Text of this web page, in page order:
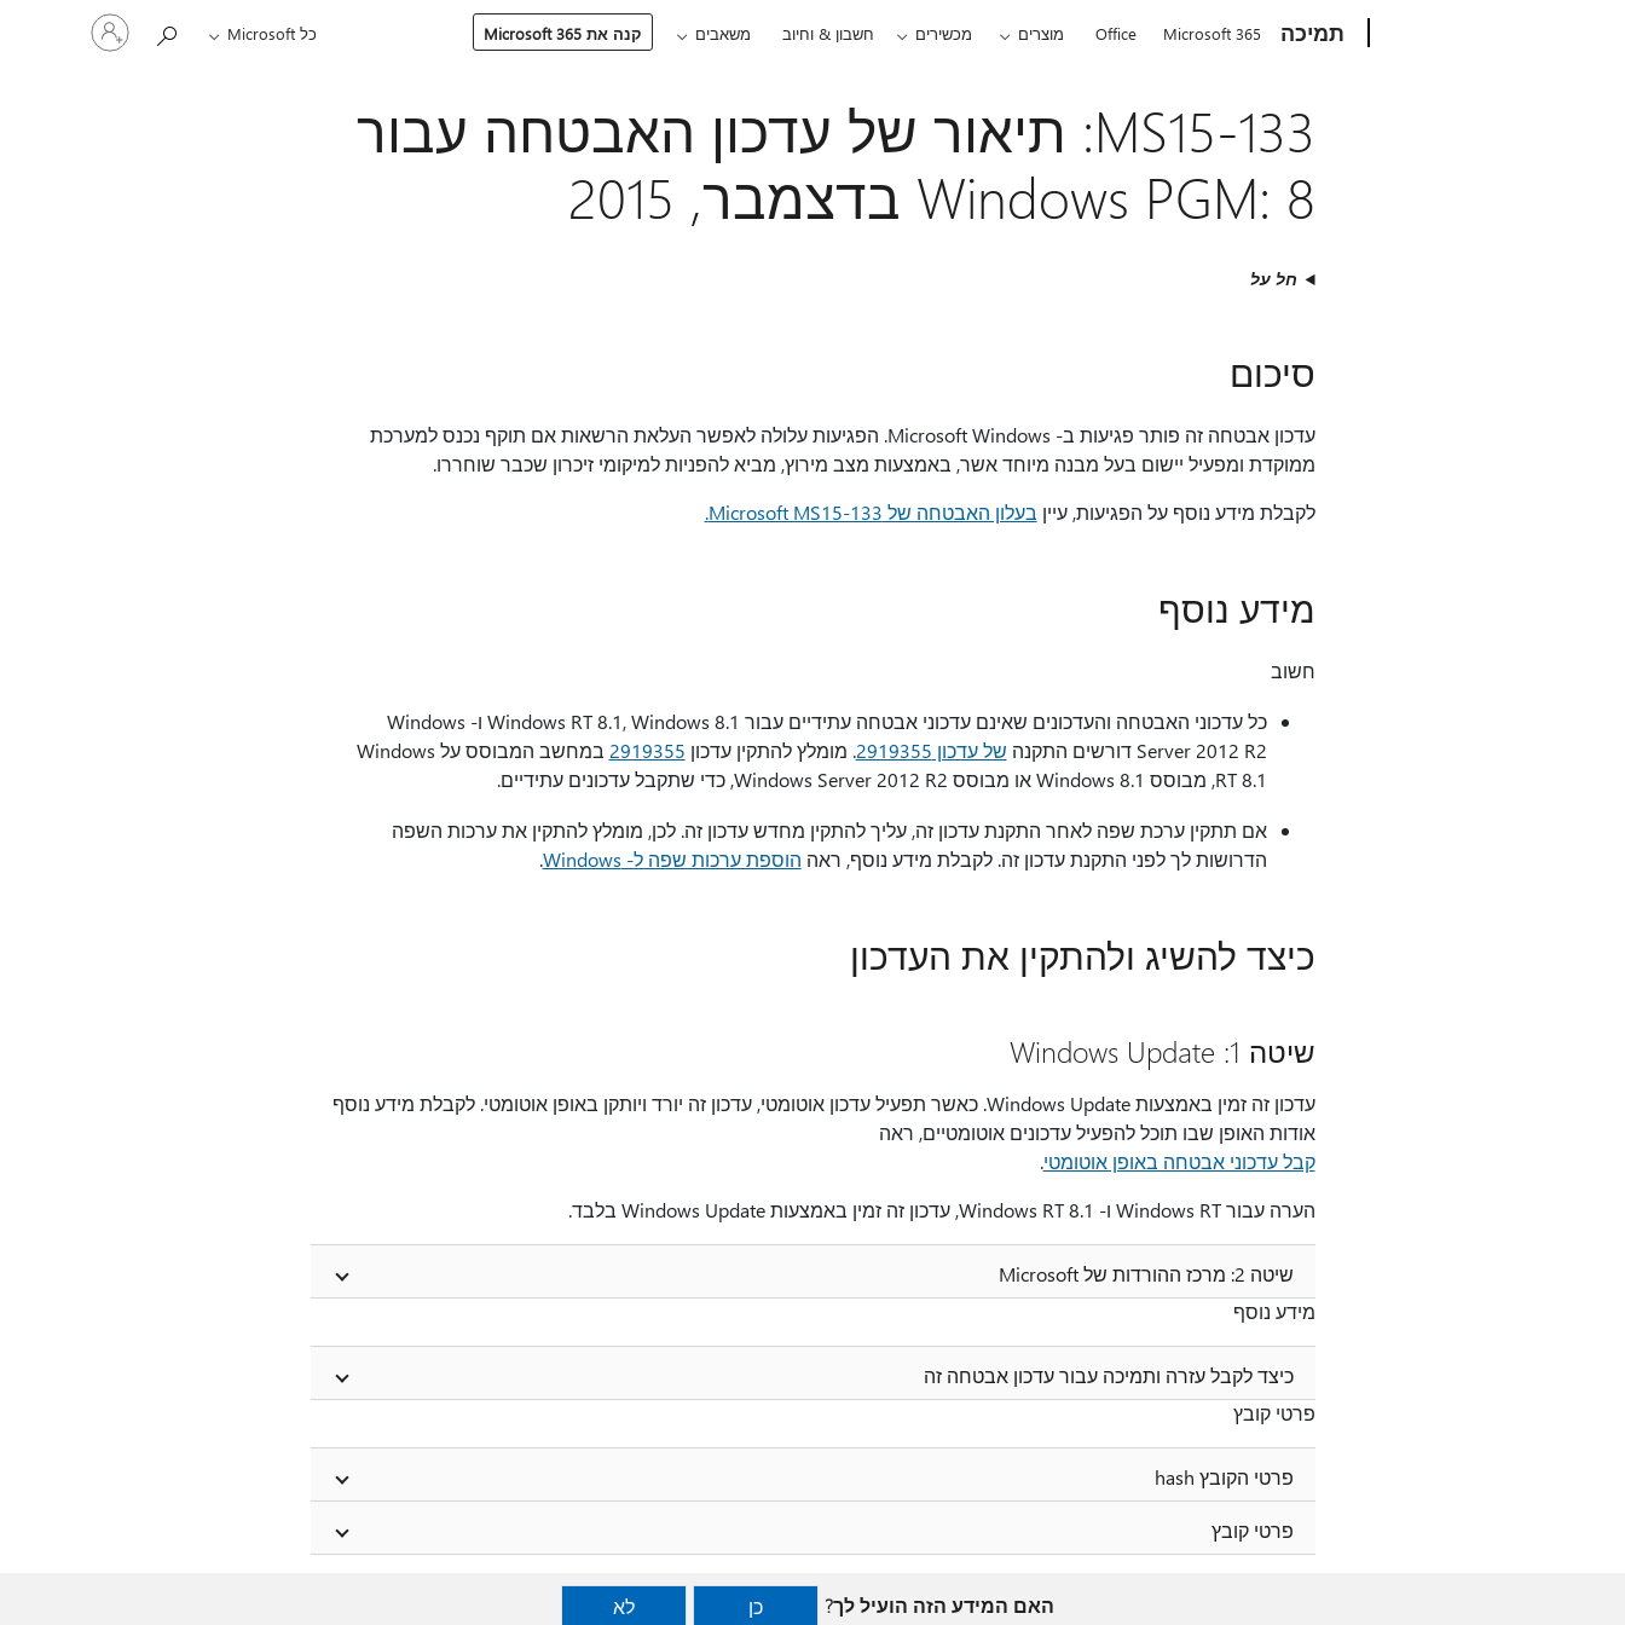
תמיכה Microsoft 365
Office מוצרים מכשירים חשבון & וחיוב משאבים קנה את Microsoft 365 כל Microsoft
היכנס
לחשבון
שלך
MS15-133: תיאור של עדכון האבטחה עבור
Windows PGM: 8 בדצמבר, 2015
חל על
סיכום
עדכון אבטחה זה פותר פגיעות ב- Microsoft Windows. הפגיעות עלולה לאפשר העלאת הרשאות אם תוקף נכנס למערכת
ממוקדת ומפעיל יישום בעל מבנה מיוחד אשר, באמצעות מצב מירוץ, מביא להפניות למיקומי זיכרון שכבר שוחררו.
לקבלת מידע נוסף על הפגיעות, עיין בעלון האבטחה של Microsoft MS15-133.
מידע נוסף
חשוב
כל עדכוני האבטחה והעדכונים שאינם עדכוני אבטחה עתידיים עבור Windows RT 8.1, Windows 8.1 ו- Windows
Server 2012 R2 דורשים התקנה
של עדכון 2919355 . מומלץ להתקין עדכון 2919355
במחשב המבוסס על Windows
RT 8.1, מבוסס Windows 8.1 או מבוסס Windows Server 2012 R2, כדי שתקבל עדכונים עתידיים.
אם תתקין ערכת שפה לאחר התקנת עדכון זה, עליך להתקין מחדש עדכון זה. לכן, מומלץ להתקין את ערכות השפה
הדרושות לך לפני התקנת עדכון זה. לקבלת מידע נוסף, ראה הוספת ערכות שפה ל- Windows .
כיצד להשיג ולהתקין את העדכון
שיטה 1: Windows Update
עדכון זה זמין באמצעות Windows Update. כאשר תפעיל עדכון אוטומטי, עדכון זה יורד ויותקן באופן אוטומטי. לקבלת מידע נוסף
אודות האופן שבו תוכל להפעיל עדכונים אוטומטיים, ראה
קבל עדכוני אבטחה באופן אוטומטי.
הערה עבור Windows RT ו- Windows RT 8.1, עדכון זה זמין באמצעות Windows Update בלבד.
שיטה 2: מרכז ההורדות של Microsoft
מידע נוסף
כיצד לקבל עזרה ותמיכה עבור עדכון אבטחה זה
פרטי קובץ
פרטי הקובץ hash
פרטי קובץ
האם המידע הזה הועיל לך? כן לא